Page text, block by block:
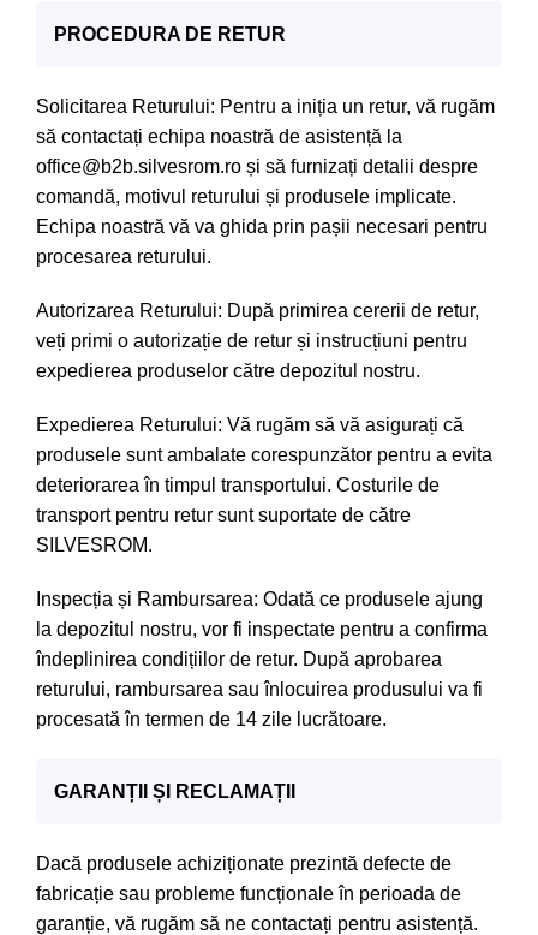
PROCEDURA DE RETUR
Solicitarea Returului: Pentru a iniția un retur, vă rugăm
să contactați echipa noastră de asistență la
office@b2b.silvesrom.ro și să furnizați detalii despre
comandă, motivul returului și produsele implicate.
Echipa noastră vă va ghida prin pașii necesari pentru
procesarea returului.
Autorizarea Returului: După primirea cererii de retur,
veți primi o autorizație de retur și instrucțiuni pentru
expedierea produselor către depozitul nostru.
Expedierea Returului: Vă rugăm să vă asigurați că
produsele sunt ambalate corespunzător pentru a evita
deteriorarea în timpul transportului. Costurile de
transport pentru retur sunt suportate de către
SILVESROM.
Inspecția și Rambursarea: Odată ce produsele ajung
la depozitul nostru, vor fi inspectate pentru a confirma
îndeplinirea condițiilor de retur. După aprobarea
returului, rambursarea sau înlocuirea produsului va fi
procesată în termen de 14 zile lucrătoare.
GARANȚII ȘI RECLAMAȚII
Dacă produsele achiziționate prezintă defecte de
fabricație sau probleme funcționale în perioada de
garanție, vă rugăm să ne contactați pentru asistență.